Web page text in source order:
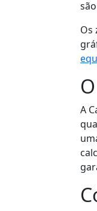
são
Os
A